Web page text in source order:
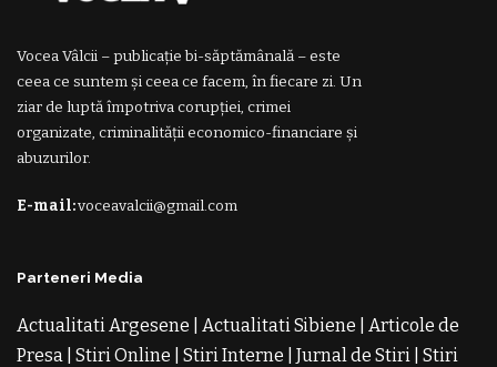
Vocea Vâlcii – publicație bi-săptămânală – este
ceea ce suntem și ceea ce facem, în fiecare zi. Un
ziar de luptă împotriva corupției, crimei
organizate, criminalității economico-financiare și
abuzurilor.
E-mail:voceavalcii@gmail.com
Parteneri Media
Actualitati Argesene Actualitati Sibiene
Articole de
Presa Stiri Online Stiri Interne Jurnal de Stiri Stiri